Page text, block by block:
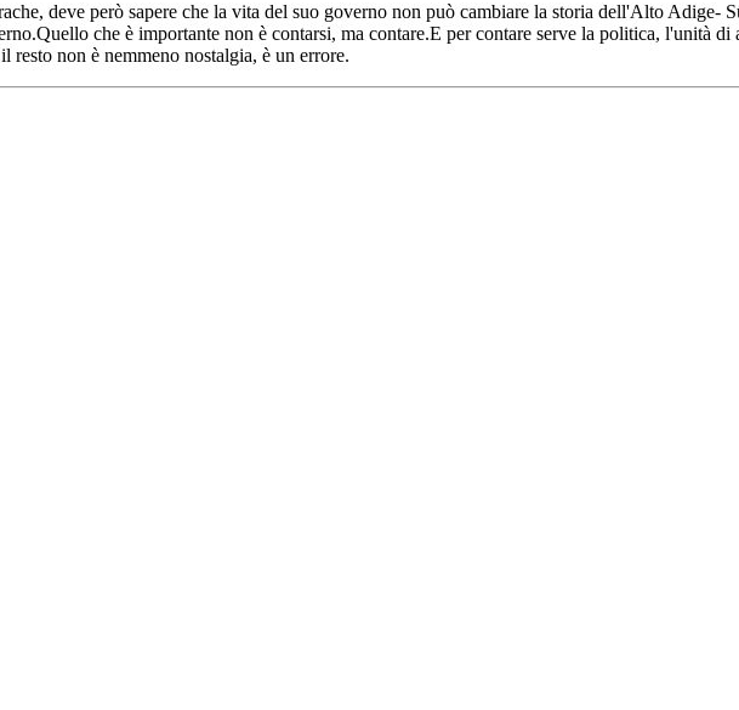
deve però sapere che la vita del suo governo non può cambiare la storia dell'Alto Adige-
che è importante non è contarsi, ma contare.E per contare serve la politica, l'unità
resto non è nemmeno nostalgia, è un errore.